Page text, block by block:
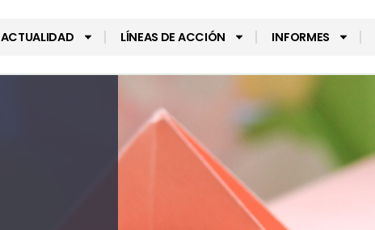
ACTUALIDAD LÍNEAS DE ACCIÓN INFORMES